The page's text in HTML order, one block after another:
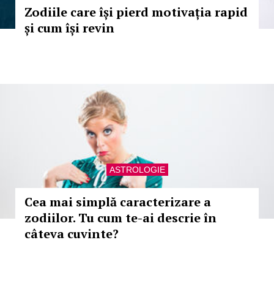
Zodiile care își pierd motivația rapid
și cum își revin
ASTROLOGIE
Cea mai simplă caracterizare a
zodiilor. Tu cum te-ai descrie în
câteva cuvinte?